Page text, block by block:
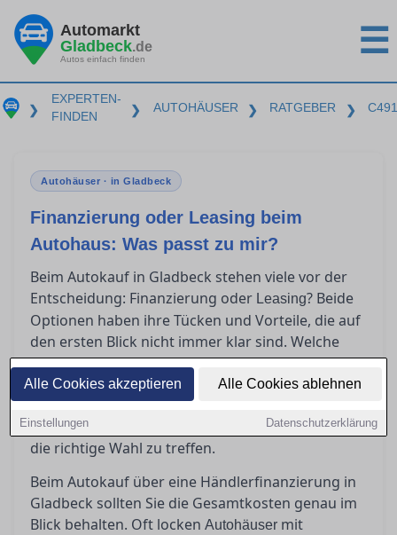
Alle Cookies akzeptieren Alle Cookies ablehnen
Einstellungen Datenschutzerklärung
Automarkt
Gladbeck.de
Autos einfach finden ☰
❯
EXPERTEN-
FINDEN
❯ AUTOHÄUSER ❯ RATGEBER ❯
Autohäuser · in Gladbeck
Finanzierung oder Leasing beim
Autohaus: Was passt zu mir?
Beim Autokauf in Gladbeck stehen viele vor der
Entscheidung: Finanzierung oder Leasing? Beide
Optionen haben ihre Tücken und Vorteile, die auf
den ersten Blick nicht immer klar sind. Welche
Kosten wirklich auf Sie zukommen und welche
Lösung als Privatkunde am meisten Sinn macht,
erfahren Sie hier. Bevor Sie unterschreiben,
sollten Sie genau wissen, worauf es ankommt, um
die richtige Wahl zu treffen.
Beim Autokauf über eine Händlerfinanzierung in
Gladbeck sollten Sie die Gesamtkosten genau im
Blick behalten. Oft locken Autohäuser mit